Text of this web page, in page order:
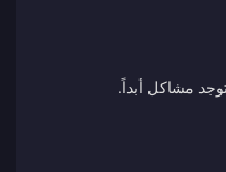
مشاكل أبداً.